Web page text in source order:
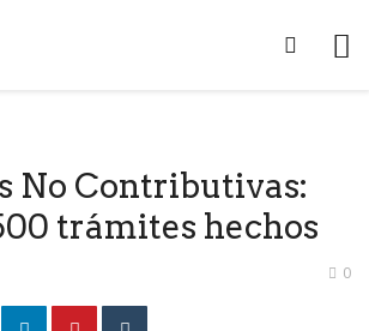
No Contributivas:
trámites hechos
0